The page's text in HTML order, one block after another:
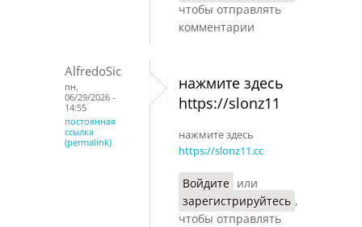
чтобы отправлять
комментарии
AlfredoSic
пн,
06/29/2026 -
14:55
постоянная
ссылка
(permalink)
нажмите здесь
https://slonz11
нажмите здесь
https://slonz11.cc
Войдите или
зарегистрируйтесь ,
чтобы отправлять